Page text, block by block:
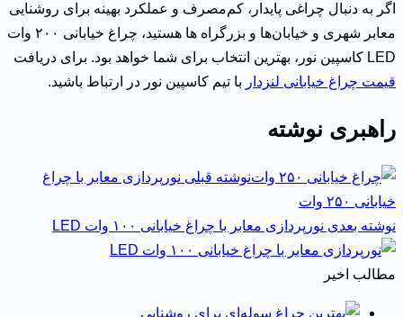
اگر به دنبال چراغی پایدار، کم‌مصرف و عملکرد بهینه برای روشنایی
معابر شهری و خیابان‌ها و بزرگراه ها هستید، چراغ خیابانی ۲۰۰ وات
LED کاسپین نور، بهترین انتخاب برای شما خواهد بود. برای دریافت
قیمت چراغ خیابانی لنزدار با تیم کاسپین نور در ارتباط باشید.
راهبری نوشته
نوشته قبلی نورپردازی معابر با چراغ
خیابانی ۲۵۰ وات
نوشته بعدی نورپردازی معابر با چراغ خیابانی ۱۰۰ وات LED
مطالب اخیر